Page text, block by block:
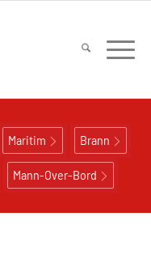
Maritim Brann
Mann-Over-Bord